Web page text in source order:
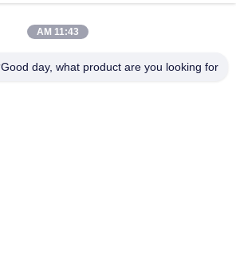
11:43 AM
Good day, what product are you looking for?